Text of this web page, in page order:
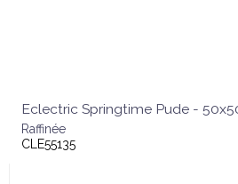
Eclectric Springtime Pude -
Raffinée
CLE55135